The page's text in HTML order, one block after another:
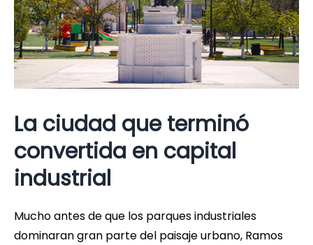
La ciudad que terminó
convertida en capital
industrial
Mucho antes de que los parques industriales
dominaran gran parte del paisaje urbano, Ramos